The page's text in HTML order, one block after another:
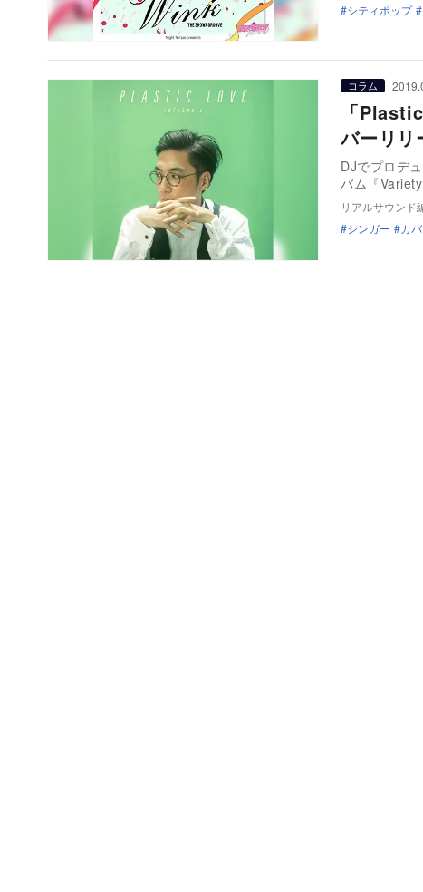
シティポップ
コラム
「
バーリリ
DJでプロデ
バム『
リアルサウンド
シンガー
カ